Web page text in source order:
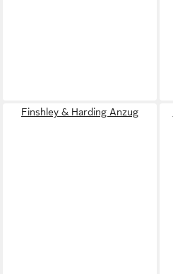
Finshley & Harding Anzug